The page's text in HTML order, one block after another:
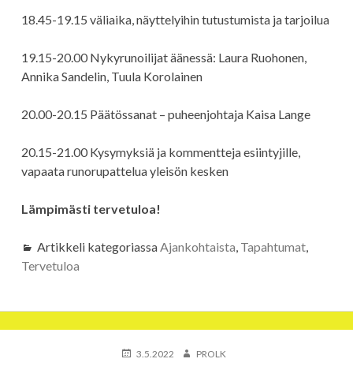
18.45-19.15 väliaika, näyttelyihin tutustumista ja tarjoilua
19.15-20.00 Nykyrunoilijat äänessä: Laura Ruohonen,
Annika Sandelin, Tuula Korolainen
20.00-20.15 Päätössanat – puheenjohtaja Kaisa Lange
20.15-21.00 Kysymyksiä ja kommentteja esiintyjille,
vapaata runorupattelua yleisön kesken
Lämpimästi tervetuloa!
Artikkeli kategoriassaAjankohtaista, Tapahtumat,
Tervetuloa
JULKAISTU
3.5.2022 KIRJOITTAJA
PROLK